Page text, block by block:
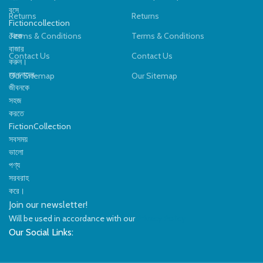
বসে
Fictioncollection
থেকে
বাজার
করুন।
আপনাদের
জীবনকে
সহজ
করতে
FictionCollection
সবসময়
ভালো
পণ্য
সরবরাহ
করে।
Returns
Terms & Conditions
Contact Us
Our Sitemap
Returns
Terms & Conditions
Contact Us
Our Sitemap
Join our newsletter!
Will be used in accordance with our
Our Social Links: